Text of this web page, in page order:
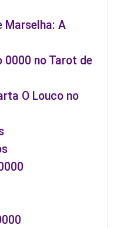
Marselha: A
0000 no Tarot de
O Louco no